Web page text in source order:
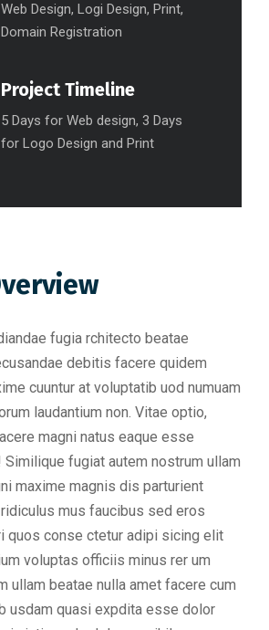
Web Design, Logi Design, Print,
Domain Registration
Project Timeline
5 Days for Web design, 3 Days
for Logo Design and Print
fugia rchitecto beatae
debitis facere quidem
cuuntur at voluptatib uod numuam
laudantium non. Vitae optio,
magni natus eaque esse
fugiat autem nostrum ullam
maxime magnis dis parturient
mus faucibus sed eros
quos conse ctetur adipi sicing elit
voluptas officiis minus rer um
ullam beatae nulla amet facere cum
usdam quasi expdita esse dolor